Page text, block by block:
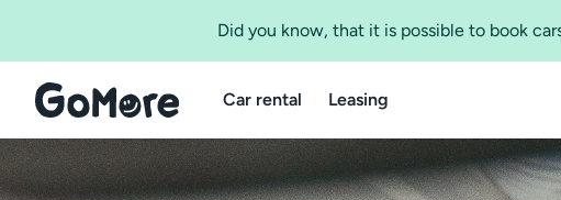
Did you know, that it is possible to book
Car rental Leasing